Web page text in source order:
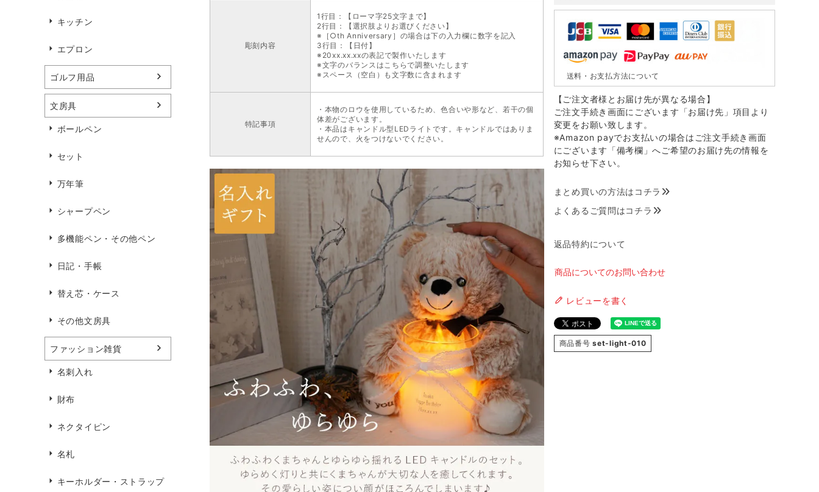
キッチン
エプロン
ゴルフ用品
文房具
ボールペン
セット
万年筆
シャープペン
多機能ペン・その他ペン
日記・手帳
替え芯・ケース
その他文房具
ファッション雑貨
名刺入れ
財布
ネクタイピン
名札
キーホルダー・ストラップ
彫刻内容
1行目：【ローマ字25文字まで】
2行目：【選択肢よりお選びください】
※［○th Anniversary］の場合は下の入力欄に数字を記入
3行目：【日付】
※20xx.xx.xxの表記で製作いたします
※文字のバランスはこちらで調整いたします
※スペース（空白）も文字数に含まれます
特記事項
・本物のロウを使用しているため、色合いや形など、若干の個
体差がございます。
・本品はキャンドル型LEDライトです。キャンドルではありま
せんので、火をつけないでください。
送料・お支払方法について
【ご注文者様とお届け先が異なる場合】
ご注文手続き画面にございます「お届け先」項目より
変更をお願い致します。
※Amazon payでお支払いの場合はご注文手続き画面
にございます「備考欄」へご希望のお届け先の情報を
お知らせ下さい。
まとめ買いの方法はコチラ
よくあるご質問はコチラ
返品特約について
商品についてのお問い合わせ
レビューを書く
商品番号 set-light-010